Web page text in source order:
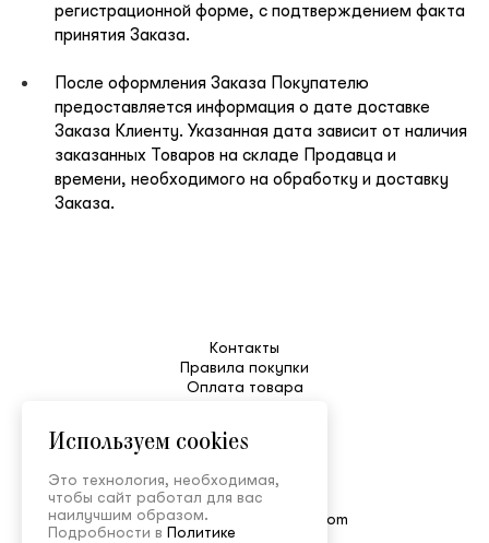
Зарегистрированный
клиент
Электронная почта
Восстановить пароль
регистрационной форме, с подтверждением факта
принятия Заказа.
После оформления Заказа Покупателю
предоставляется информация о дате доставке
Заказа Клиенту. Указанная дата зависит от наличия
заказанных Товаров на складе Продавца и
времени, необходимого на обработку и доставку
Заказа.
Используем cookies
Это технология, необходимая,
чтобы сайт работал для вас
наилучшим образом.
Подробности в Политике
Контакты
Правила покупки
Оплата товара
Возврат и обмен
Служба поддержки
+7 495 150-52-80
shop@ulyanasergeenko.com
Пн—Пт 11:00—19:00